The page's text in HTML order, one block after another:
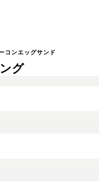
コンエッグサンド
グ